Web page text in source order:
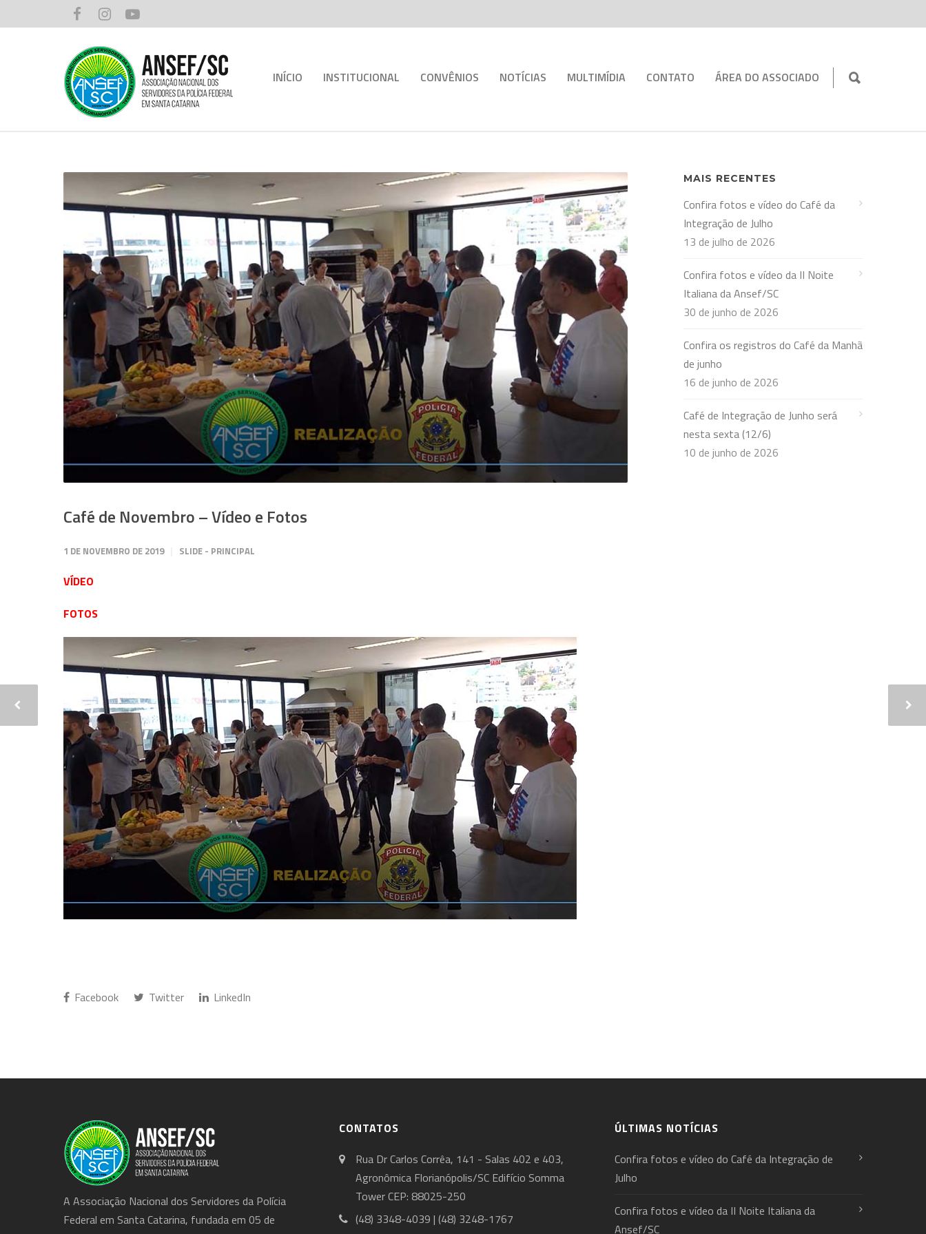
INÍCIO INSTITUCIONAL CONVÊNIOS NOTÍCIAS MULTIMÍDIA CONTATO ÁREA DO ASSOCIADO
Café de Novembro – Vídeo e Fotos
1 DE NOVEMBRO DE 2019 SLIDE - PRINCIPAL
VÍDEO
FOTOS
Facebook Twitter LinkedIn
MAIS RECENTES
Confira fotos e vídeo do Café da
Integração de Julho
13 de julho de 2026
Confira fotos e vídeo da II Noite
Italiana da Ansef/SC
30 de junho de 2026
Confira os registros do Café da Manhã
de junho
16 de junho de 2026
Café de Integração de Junho será
nesta sexta (12/6)
10 de junho de 2026
A Associação Nacional dos Servidores da Polícia
Federal em Santa Catarina, fundada em 05 de
CONTATOS
Rua Dr Carlos Corrêa, 141 - Salas 402 e 403,
Agronômica Florianópolis/SC Edifício Somma
Tower CEP: 88025-250
(48) 3348-4039 | (48) 3248-1767
ÚLTIMAS NOTÍCIAS
Confira fotos e vídeo do Café da Integração de
Julho
Confira fotos e vídeo da II Noite Italiana da
Ansef/SC